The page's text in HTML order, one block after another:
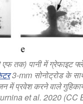
तक) पानी में ग्रेफाइट
3-mm सोनोट्रोड के
में प्रवेश करने वाले
et al. 2020 (CC